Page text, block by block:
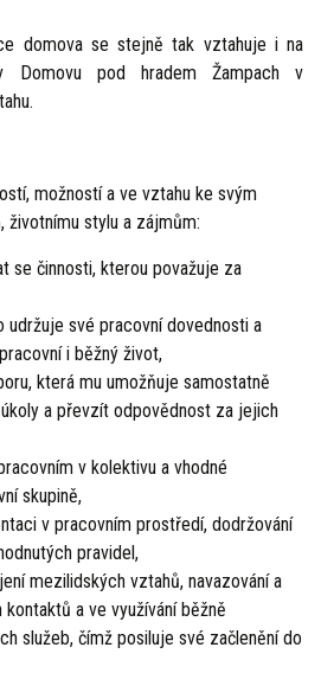
domova se stejně tak vztahuje i na
Domovu pod hradem Žampach v
možností a ve vztahu ke svým
životnímu stylu a zájmům:
se činnosti, kterou považuje za
udržuje své pracovní dovednosti a
i běžný život,
která mu umožňuje samostatně
a převzít odpovědnost za jejich
v kolektivu a vhodné
skupině,
v pracovním prostředí, dodržování
pravidel,
mezilidských vztahů, navazování a
kontaktů a ve využívání běžně
služeb, čímž posiluje své začlenění do